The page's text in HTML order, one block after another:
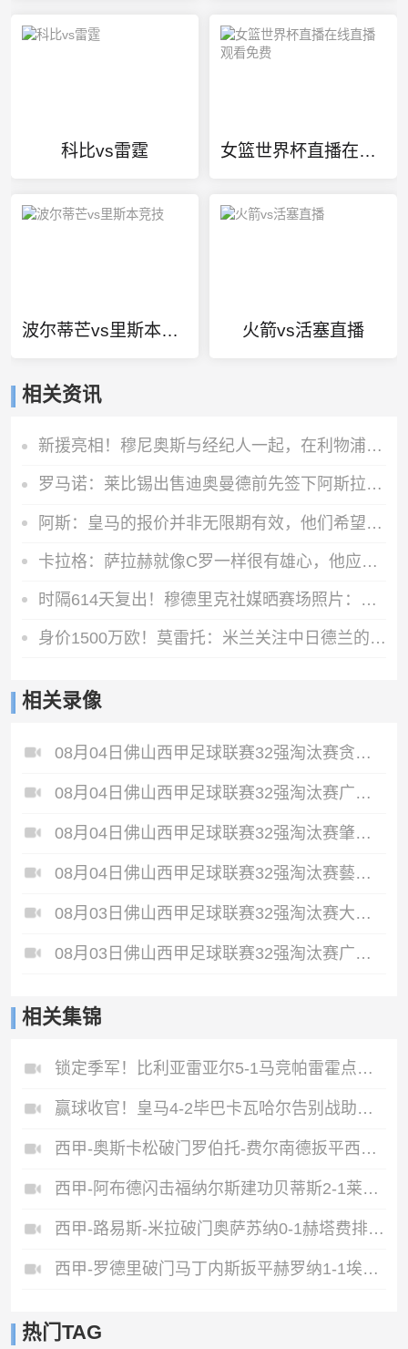
科比vs雷霆 女篮世界杯直播在线直播观看免费
波尔蒂芒vs里斯本竞技 火箭vs活塞直播
相关资讯
新援亮相！穆尼奥斯与经纪人一起，在利物浦训练中心拍下合影
罗马诺：莱比锡出售迪奥曼德前先签下阿斯拉尼，之后才会放他体检
阿斯：皇马的报价并非无限期有效，他们希望维尼修斯迅速回应
卡拉格：萨拉赫就像C罗一样很有雄心，他应该去意甲而不是土耳其
时隔614天复出！穆德里克社媒晒赛场照片：好久不见
身价1500万欧！莫雷托：米兰关注中日德兰的智利前锋奥索里奥
相关录像
08月04日佛山西甲足球联赛32强淘汰赛贪玩游戏VS美的薪火全场录像
08月04日佛山西甲足球联赛32强淘汰赛广东西南建设VS香港圣徒全场录像
08月04日佛山西甲足球联赛32强淘汰赛肇庆恒骏成VS三七互娱全场录像
08月04日佛山西甲足球联赛32强淘汰赛藝品高國際VS湛江狂狼·粵辉能源全场录像
08月03日佛山西甲足球联赛32强淘汰赛大塘控股VS茂名市点都得全场录像
08月03日佛山西甲足球联赛32强淘汰赛广东凤铝VS湛江八部科技全场录像
相关集锦
锁定季军！比利亚雷亚尔5-1马竞帕雷霍点射佩雷斯两射一传
赢球收官！皇马4-2毕巴卡瓦哈尔告别战助攻姆巴佩贝林厄姆破门
西甲-奥斯卡松破门罗伯托-费尔南德扳平西班牙人1-1皇家社会
西甲-阿布德闪击福纳尔斯建功贝蒂斯2-1莱万特
西甲-路易斯-米拉破门奥萨苏纳0-1赫塔费排第17惊险保级
西甲-罗德里破门马丁内斯扳平赫罗纳1-1埃尔切惨遭降级
热门TAG